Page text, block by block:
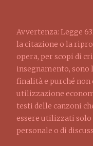
Avvertenza: Legge
la citazione o la
opera, per scopi di
insegnamento,
finalità e purché
utilizzazione
testi delle canzoni
essere utilizzati solo
personale o di